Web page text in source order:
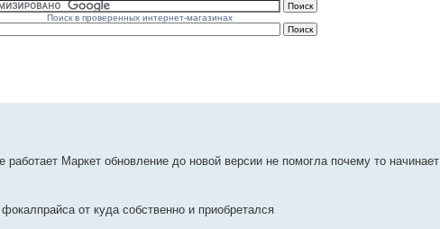
Поиск в проверенных интернет-магазинах
Маркет обновление до новой версии не помогла почему то начинает
от куда собственно и приобретался